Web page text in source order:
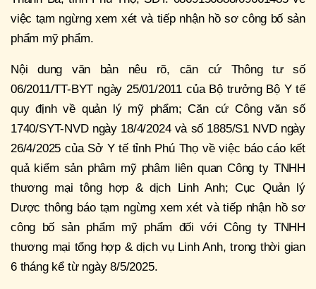
việc tạm ngừng xem xét và tiếp nhận hồ sơ công bố sản
phẩm mỹ phẩm.
Nội dung văn bản nêu rõ, căn cứ Thông tư số
06/2011/TT-BYT ngày 25/01/2011 của Bộ trưởng Bộ Y tế
quy định về quản lý mỹ phẩm; Căn cứ Công văn số
1740/SYT-NVD ngày 18/4/2024 và số 1885/S1 NVD ngày
26/4/2025 của Sở Y tế tỉnh Phú Thọ về việc báo cáo kết
quả kiểm sản phâm mỹ phâm liên quan Công ty TNHH
thương mại tông hợp & dịch Linh Anh; Cục Quản lý
Dược thông báo tạm ngừng xem xét và tiếp nhận hồ sơ
công bố sản phẩm mỹ phẩm đối với Công ty TNHH
thương mại tổng hợp & dịch vụ Linh Anh, trong thời gian
6 tháng kể từ ngày 8/5/2025.